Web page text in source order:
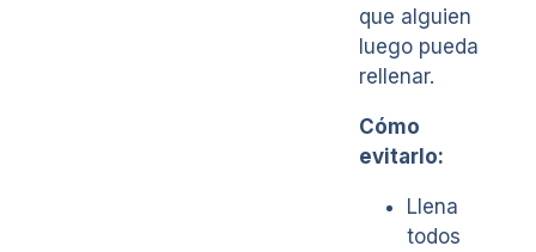
que alguien
luego pueda
rellenar.
Cómo
evitarlo:
Llena
todos